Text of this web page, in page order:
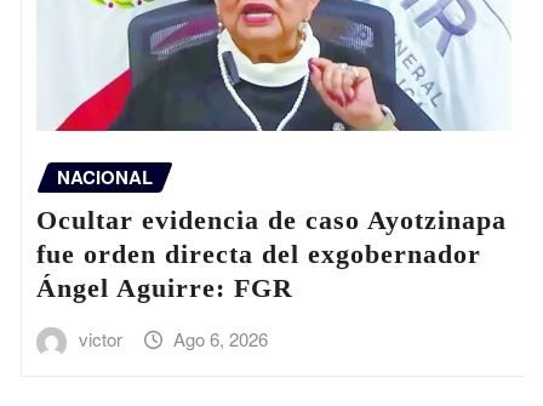
NACIONAL
Ocultar evidencia de caso Ayotzinapa
fue orden directa del exgobernador
Ángel Aguirre: FGR
victor Ago 6, 2026